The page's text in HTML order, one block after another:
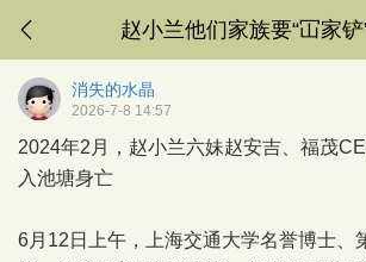
赵小兰他们家族要“冚家铲
消失的水晶
2026-7-8 14:57
2024年2月，赵小兰六妹赵安吉、福茂
入池塘身亡
6月12日上午，上海交通大学名誉博士、